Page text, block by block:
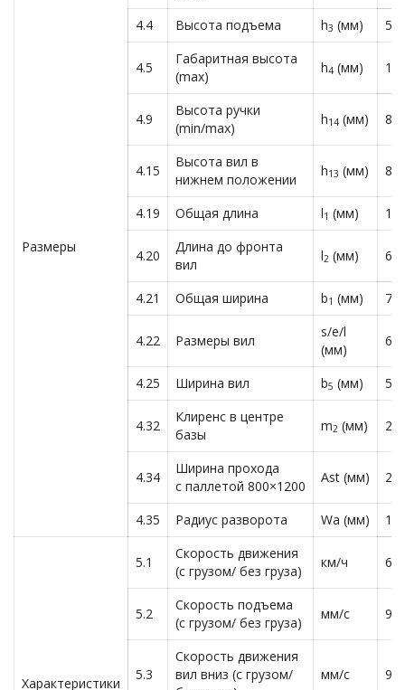
Размеры
4.4 Высота подъема h3 (мм)
4.5
Габаритная высота
(max)
h4 (мм)
4.9
Высота ручки
(min/max)
h14 (мм)
4.15
Высота вил в
нижнем положении
h13 (мм) 88
4.19 Общая длина l1 (мм)
4.20
Длина до фронта
вил
l2 (мм)
4.21 Общая ширина b1 (мм)
4.22 Размеры вил
s/e/l
(мм)
4.25 Ширина вил b5 (мм)
4.32
Клиренс в центре
базы
m2 (мм) 28
4.34
Ширина прохода
с паллетой 800×1200
Ast (мм)
4.35 Радиус разворота Wa (мм)
Характеристики
5.1
Скорость движения
(с грузом/ без груза)
км/ч
5.2
Скорость подъема
(с грузом/ без груза)
мм/с
5.3
Скорость движения
вил вниз (с грузом/
мм/с